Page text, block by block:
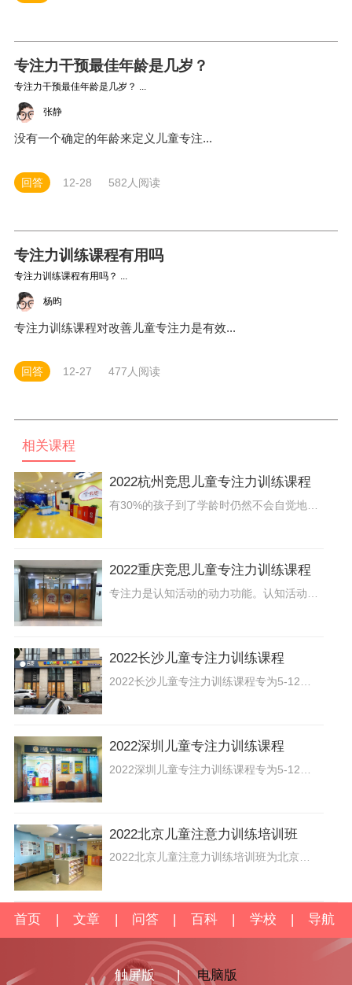
专注力干预最佳年龄是几岁？
专注力干预最佳年龄是几岁？ ...
张静
没有一个确定的年龄来定义儿童专注...
回答 12-28 582人阅读
专注力训练课程有用吗
专注力训练课程有用吗？ ...
杨昀
专注力训练课程对改善儿童专注力是有效...
回答 12-27 477人阅读
相关课程
2022杭州竞思儿童专注力训练课程
有30%的孩子到了学龄时仍然不会自觉地去学习，总是要家长不断地督促，上课注意力不集中，爱做小动作，写作业边写边玩等。其实，这都是孩子缺乏学习自觉性造成的。那么该怎么办呢？可以通过脑电生物反馈训练来提高孩子的注意力，培养孩子的学习习惯，提高孩子的学习能力。
2022重庆竞思儿童专注力训练课程
2022长沙儿童专注力训练课程
2022深圳儿童专注力训练课程
2022北京儿童注意力训练培训班
2022北京儿童注意力训练培训班为北京儿童家长提供儿童注意力不集中常见表现、训练方法以及训练课程等信息，帮助家长解决儿童专注力差、写作业磨蹭、记忆力差等儿童成长问题。
首页 文章 问答 百科 学校 导航
触屏版 | 电脑版